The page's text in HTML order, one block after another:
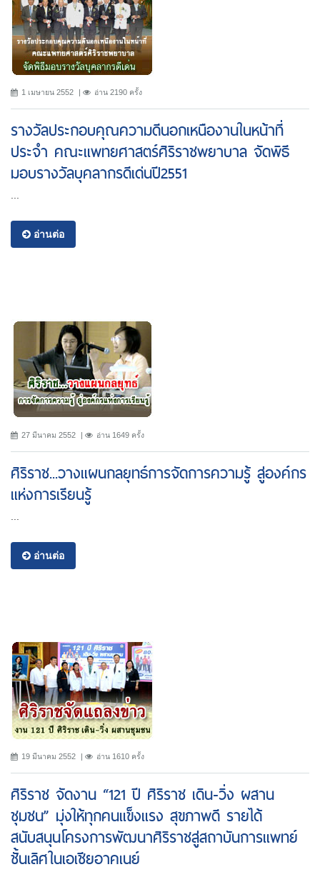
1 เมษายน 2552 อ่าน 2190 ครั้ง
รางวัลประกอบคุณความดีนอกเหนืองานในหน้าที่
ประจำ คณะแพทยศาสตร์ศิริราชพยาบาล จัดพิธี
มอบรางวัลบุคลากรดีเด่นปี2551
อ่านต่อ
27 มีนาคม 2552 อ่าน 1649 ครั้ง
ศิริราช...วางแผนกลยุทธ์การจัดการความรู้ สู่องค์กร
แห่งการเรียนรู้
อ่านต่อ
19 มีนาคม 2552 อ่าน 1610 ครั้ง
ศิริราช จัดงาน “121 ปี ศิริราช เดิน-วิ่ง ผสาน
ชุมชน” มุ่งให้ทุกคนแข็งแรง สุขภาพดี รายได้
สนับสนุนโครงการพัฒนาศิริราชสู่สถาบันการแพทย์
ชั้นเลิศในเอเชียอาคเนย์